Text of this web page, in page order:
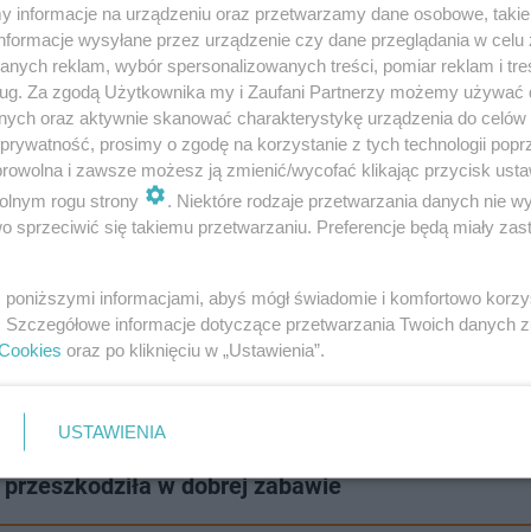
Jackowski, Jankowski (83 Filipczyk), Otręba,
(83 Sobotka), Wacławski (71 Klimek)
Karol, Pragacz, Tunkiewicz (63 Olczak), Hreben,
wyjeździe ze Świtem Nowy Dwór Mazowiecki. Mecz
mecz z Mamrami Giżycko 3-4
w dobrej zabawie
informacje na urządzeniu oraz przetwarzamy dane osobowe,
wysyłane przez urządzenie czy dane przeglądania w celu
reklam, wybór spersonalizowanych treści, pomiar reklam i
Za zgodą Użytkownika my i Zaufani Partnerzy możemy używać
oraz aktywnie skanować charakterystykę urządzenia do celów
prosimy o zgodę na korzystanie z tych technologii
i zawsze możesz ją zmienić/wycofać klikając przycisk
rogu strony
. Niektóre rodzaje przetwarzania danych nie
sprzeciwić się takiemu przetwarzaniu. Preferencje będą miały
poniższymi informacjami, abyś mógł świadomie i komfortowo
Szczegółowe informacje dotyczące przetwarzania Twoich danych
oraz po kliknięciu w „Ustawienia”.
USTAWIENIA